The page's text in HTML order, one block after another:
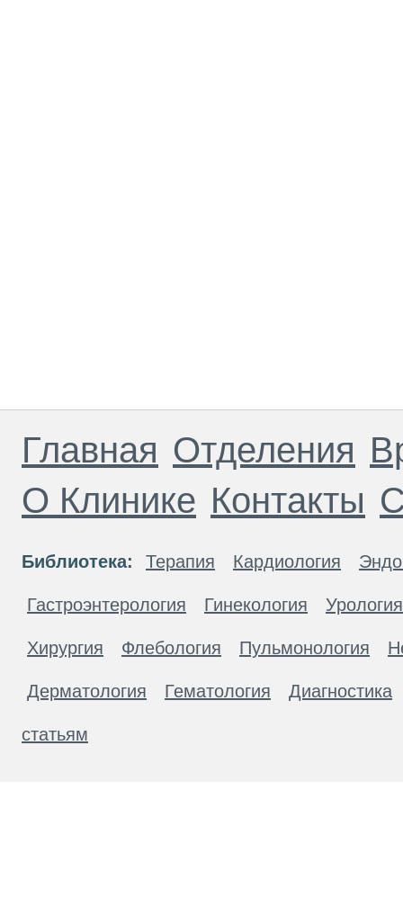
Главная Отделения
О Клинике Контакты
Библиотека: Терапия Кардиология
Гастроэнтерология Гинекология Урология
Хирургия Флебология Пульмонология
Дерматология Гематология Диагностика
статьям